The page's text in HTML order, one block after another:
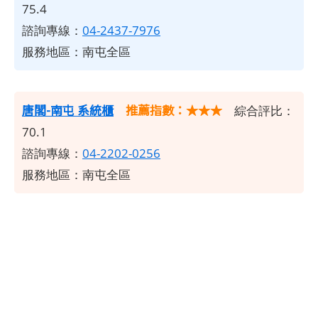
75.4
諮詢專線： 04-2437-7976
服務地區：南屯全區
唐閣-南屯 系統櫃 推薦指數：★★★ 綜合評比：
70.1
諮詢專線： 04-2202-0256
服務地區：南屯全區